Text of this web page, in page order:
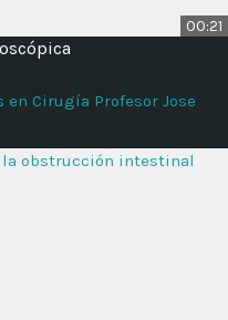
00:21
Cirugía Profesor Jose